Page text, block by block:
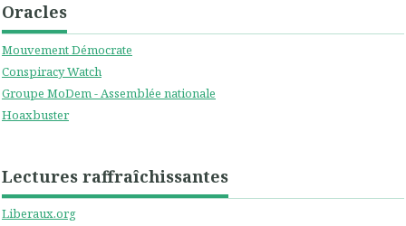
Oracles
Mouvement Démocrate
Conspiracy Watch
Groupe MoDem - Assemblée nationale
Hoaxbuster
Lectures raffraîchissantes
Liberaux.org